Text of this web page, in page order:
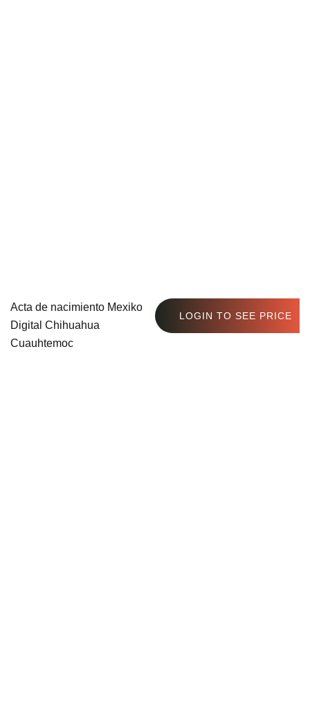
Acta de nacimiento Mexiko
Digital Chihuahua
Cuauhtemoc
LOGIN TO SEE PRICE